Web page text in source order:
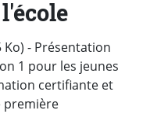
Ko) - Présentation
1 pour les jeunes
certifiante et
première